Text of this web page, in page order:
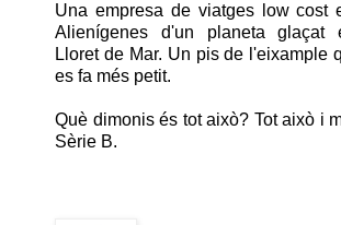
Una empresa de viatges low cost
Alienígenes d'un planeta glaçat
Lloret de Mar. Un pis de l'eixample
es fa més petit.
Què dimonis és tot això? Tot això i
Sèrie B.